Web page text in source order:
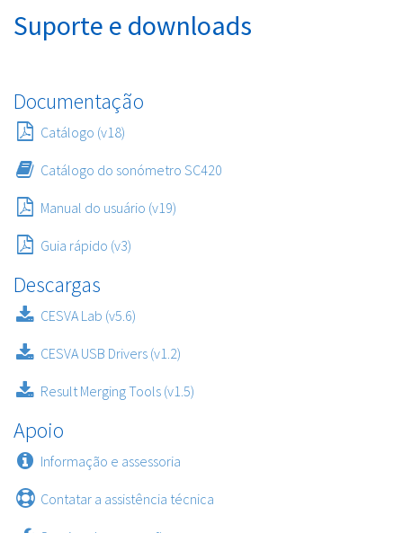
Suporte e downloads
Documentação
Catálogo (v18)
Catálogo do sonómetro SC420
Manual do usuário (v19)
Guia rápido (v3)
Descargas
CESVA Lab (v5.6)
CESVA USB Drivers (v1.2)
Result Merging Tools (v1.5)
Apoio
Informação e assessoria
Contatar a assistência técnica